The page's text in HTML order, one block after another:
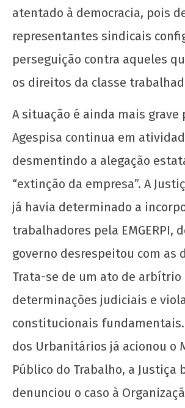
atentado à democracia, pois
representantes sindicais
perseguição contra aqueles
os direitos da classe
A situação é ainda mais grave
Agespisa continua em
desmentindo a alegação
“extinção da empresa”. A
já havia determinado a
trabalhadores pela EMGERPI,
governo desrespeitou com as
Trata-se de um ato de arbítrio
determinações judiciais e
constitucionais
dos Urbanitários já acionou o
Público do Trabalho, a Justiça
denunciou o caso à